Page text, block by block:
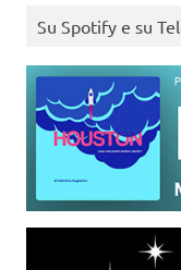
Su Spotify e su